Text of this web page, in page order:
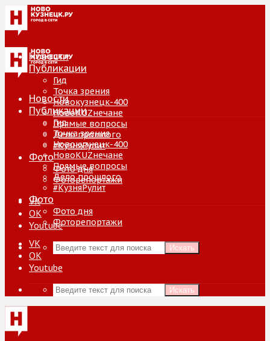
Новости
Публикации
Гид
Точка зрения
Новокузнецк-400
НовоKUZнечане
Прямые вопросы
Дело прошлого
#КузняРулит
Фото
Фото дня
Фоторепортажи
VK
ОК
Youtube
Искать
Новости
Публикации
Гид
Точка зрения
Новокузнецк-400
НовоKUZнечане
Прямые вопросы
Дело прошлого
#КузняРулит
Фото
Фото дня
Фоторепортажи
VK
ОК
Youtube
Искать